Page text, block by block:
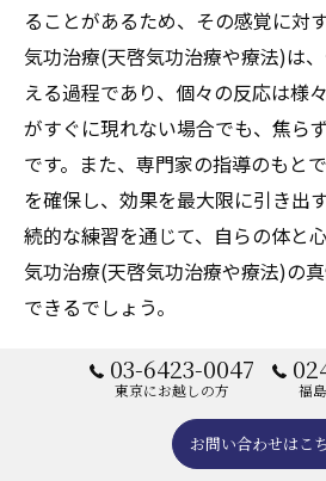
ることがあるため、その感覚に対
気功治療(天啓気功治療や療法)は
える過程であり、個々の反応は様
がすぐに現れない場合でも、焦ら
です。また、専門家の指導のもと
を確保し、効果を最大限に引き出
続的な練習を通じて、自らの体と
気功治療(天啓気功治療や療法)の真
できるでしょう。
持続可能な実践方法を見つ
気功治療(天啓気功治療や療法)を
は、持続可能な実践方法を見つけ
03-6423-0047
東京にお越しの方 福
お問い合わせはこ